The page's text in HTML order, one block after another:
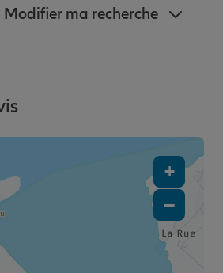
Modifier ma recherche
+
−